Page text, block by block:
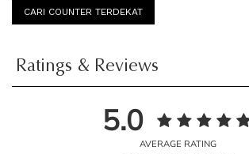
CARI COUNTER TERDEKAT
Ratings & Reviews
5.0
AVERAGE RATING